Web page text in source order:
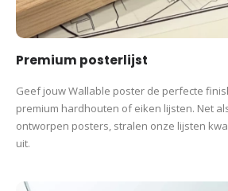
Premium posterlijst
Geef jouw Wallable poster de perfecte
premium hardhouten of eiken lijsten. Net
ontworpen posters, stralen onze lijsten
uit.